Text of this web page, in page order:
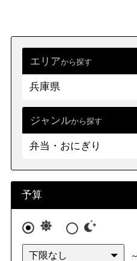
エリアから探す
兵庫県
ジャンルから探す
弁当・おにぎり
予算
～